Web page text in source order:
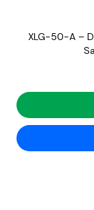
XLG-50-A –